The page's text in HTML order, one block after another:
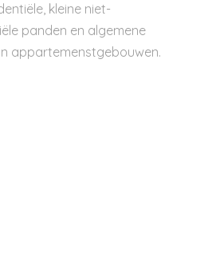
kleine niet-
panden en algemene
appartemenstgebouwen.